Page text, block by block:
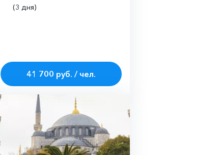
(3 дня)
41 700 руб. / чел.